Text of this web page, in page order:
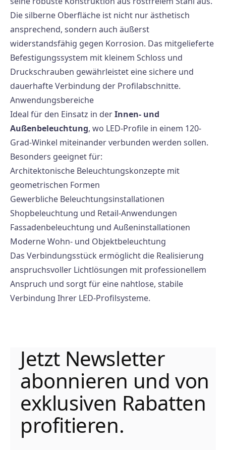
Die silberne Oberfläche ist nicht nur ästhetisch
ansprechend, sondern auch äußerst
widerstandsfähig gegen Korrosion. Das mitgelieferte
Befestigungssystem mit kleinem Schloss und
Druckschrauben gewährleistet eine sichere und
dauerhafte Verbindung der Profilabschnitte.
Anwendungsbereiche
Ideal für den Einsatz in derInnen- und
Außenbeleuchtung, wo LED-Profile in einem 120-
Grad-Winkel miteinander verbunden werden sollen.
Besonders geeignet für:
Architektonische Beleuchtungskonzepte mit
geometrischen Formen
Gewerbliche Beleuchtungsinstallationen
Shopbeleuchtung und Retail-Anwendungen
Fassadenbeleuchtung und Außeninstallationen
Moderne Wohn- und Objektbeleuchtung
Das Verbindungsstück ermöglicht die Realisierung
anspruchsvoller Lichtlösungen mit professionellem
Anspruch und sorgt für eine nahtlose, stabile
Verbindung Ihrer LED-Profilsysteme.
Jetzt Newsletter
abonnieren und von
exklusiven Rabatten
profitieren.